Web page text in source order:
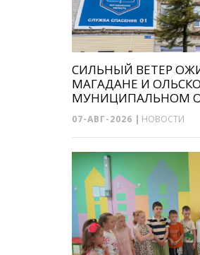
СИЛЬНЫЙ ВЕТЕР
МАГАДАНЕ И
МУНИЦИПАЛЬНОМ
07-АВГ-2026 | НОВОСТИ